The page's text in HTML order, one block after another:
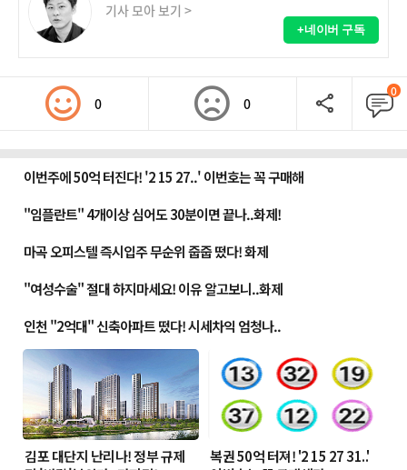
기사 모아 보기 >
+네이버 구독
0 0
0